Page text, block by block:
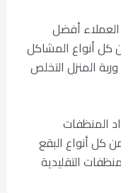
العملاء أفضل
كل أنواع المشاكل
المنزل التخلص
المنظفات
كل أنواع البقع
التقليدية